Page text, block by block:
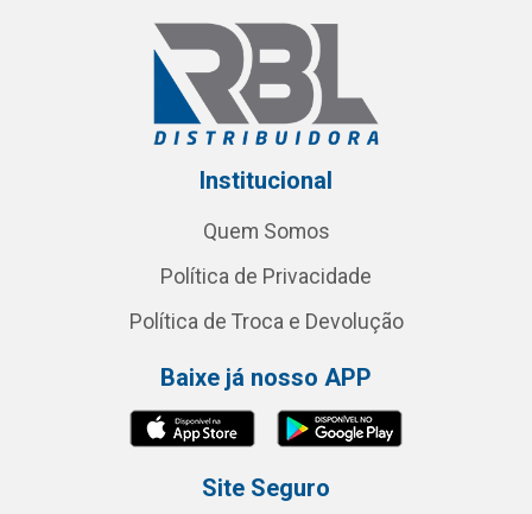
Institucional
Quem Somos
Política de Privacidade
Política de Troca e Devolução
Baixe já nosso APP
Site Seguro